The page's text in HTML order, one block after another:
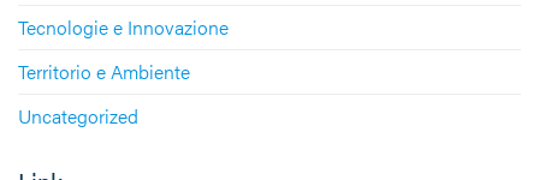
Tecnologie e Innovazione
Territorio e Ambiente
Uncategorized